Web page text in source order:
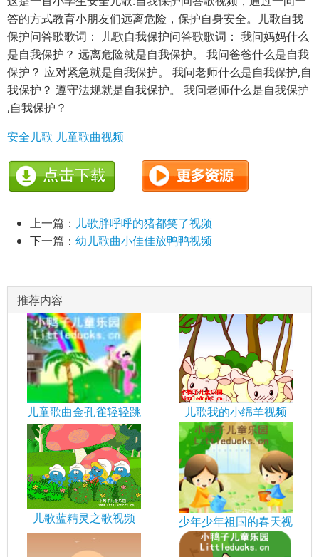
答的方式教育小朋友们远离危险，保护自身安全。儿歌自我
保护问答歌歌词： 儿歌自我保护问答歌歌词： 我问妈妈什么
是自我保护？ 远离危险就是自我保护。 我问爸爸什么是自我
保护？ 应对紧急就是自我保护。 我问老师什么是自我保护,自
我保护？ 遵守法规就是自我保护。 我问老师什么是自我保护
,自我保护？
安全儿歌 儿童歌曲视频
上一篇： 儿歌胖呼呼的猪都笑了视频
下一篇： 幼儿歌曲小佳佳放鸭鸭视频
推荐内容
儿童歌曲金孔雀轻轻跳 儿歌我的小绵羊视频
儿歌蓝精灵之歌视频 少年少年祖国的春天视